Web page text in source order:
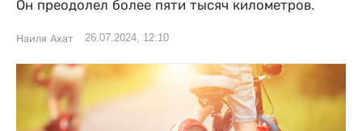
Он преодолел более пяти тысяч километров.
Наиля Ахат 26.07.2024, 12:10